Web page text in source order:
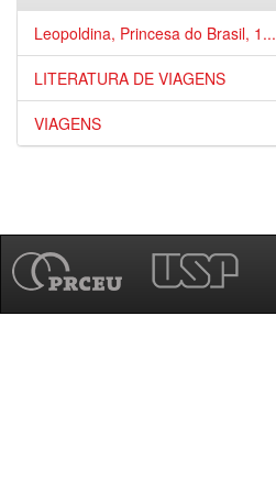
Leopoldina, Princesa do Brasil, 1...
LITERATURA DE VIAGENS
VIAGENS